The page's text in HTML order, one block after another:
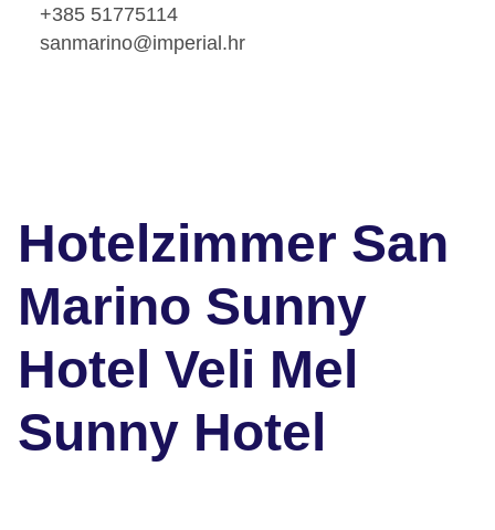
+385 51775114
sanmarino@imperial.hr
Hotelzimmer San
Marino Sunny
Hotel Veli Mel
Sunny Hotel